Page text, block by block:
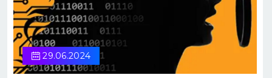
29.06.2024